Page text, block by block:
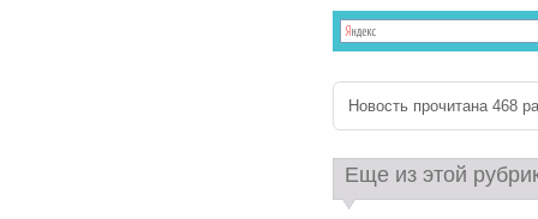
Новость прочитана 468
Еще из этой